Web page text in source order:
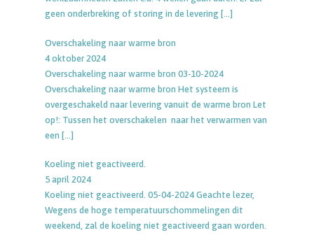
geen onderbreking of storing in de levering […]
Overschakeling naar warme bron
4 oktober 2024
Overschakeling naar warme bron 03-10-2024
Overschakeling naar warme bron Het systeem is
overgeschakeld naar levering vanuit de warme bron Let
op!: Tussen het overschakelen naar het verwarmen van
een […]
Koeling niet geactiveerd.
5 april 2024
Koeling niet geactiveerd. 05-04-2024 Geachte lezer,
Wegens de hoge temperatuurschommelingen dit
weekend, zal de koeling niet geactiveerd gaan worden.